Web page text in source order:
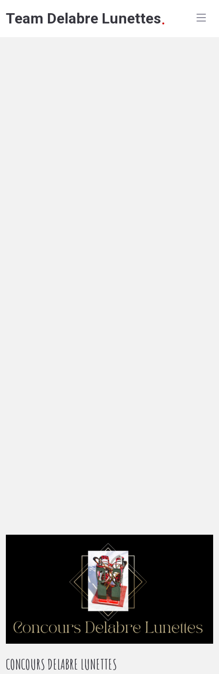
Team Delabre Lunettes.
CONCOURS DELABRE LUNETTES